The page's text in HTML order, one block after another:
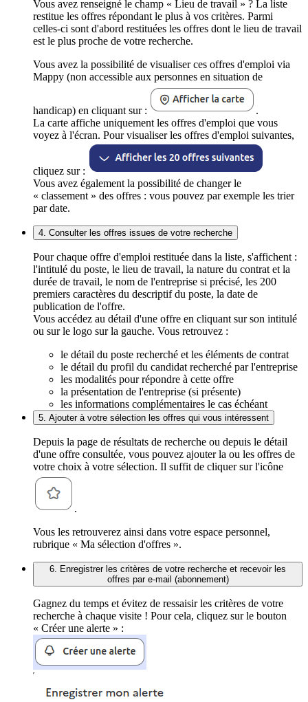
Vous avez renseigné le champ « Lieu de travail » ? La liste
restitue les offres répondant le plus à vos critères. Parmi
celles-ci sont d'abord restituées les offres dont le lieu de travail
est le plus proche de votre recherche.
Vous avez la possibilité de visualiser ces offres d'emploi via
Mappy (non accessible aux personnes en situation de
handicap) en cliquant sur :
.
La carte affiche uniquement les offres d'emploi que vous
voyez à l'écran. Pour visualiser les offres d'emploi suivantes,
cliquez sur :
Vous avez également la possibilité de changer le
« classement » des offres : vous pouvez par exemple les trier
par date.
4. Consulter les offres issues de votre recherche
Pour chaque offre d'emploi restituée dans la liste, s'affichent :
l'intitulé du poste, le lieu de travail, la nature du contrat et la
durée de travail, le nom de l'entreprise si précisé, les 200
premiers caractères du descriptif du poste, la date de
publication de l'offre.
Vous accédez au détail d'une offre en cliquant sur son intitulé
ou sur le logo sur la gauche. Vous retrouvez :
le détail du poste recherché et les éléments de contrat
le détail du profil du candidat recherché par l'entreprise
les modalités pour répondre à cette offre
la présentation de l'entreprise (si présente)
les informations complémentaires le cas échéant
5. Ajouter à votre sélection les offres qui vous intéressent
Depuis la page de résultats de recherche ou depuis le détail
d'une offre consultée, vous pouvez ajouter la ou les offres de
votre choix à votre sélection. Il suffit de cliquer sur l'icône
.
Vous les retrouverez ainsi dans votre espace personnel,
rubrique « Ma sélection d'offres ».
6. Enregistrer les critères de votre recherche et recevoir les
offres par e-mail (abonnement)
Gagnez du temps et évitez de ressaisir les critères de votre
recherche à chaque visite ! Pour cela, cliquez sur le bouton
« Créer une alerte » :